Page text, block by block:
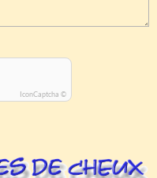
IconCaptcha ©